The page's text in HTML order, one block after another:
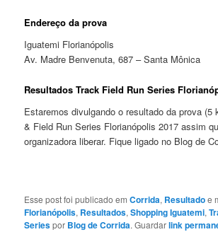
Endereço da prova
Iguatemi Florianópolis
Av. Madre Benvenuta, 687 – Santa Mônica
Resultados Track Field Run Series
Estaremos divulgando o resultado da prova (5
& Field Run Series Florianópolis 2017 assim
organizadora liberar. Fique ligado no Blog de
Esse post foi publicado emCorrida, Resultadoe
Florianópolis, Resultados,Shopping Iguatemi,
Seriespor Blog de Corrida. Guardarlink